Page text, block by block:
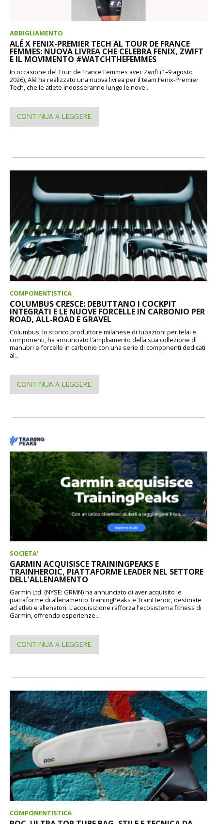
ABBIGLIAMENTO
ALÉ X FENIX-PREMIER TECH AL TOUR DE FRANCE
FEMMES: NUOVA LIVREA CHE CELEBRA FENIX, ZWIFT
E IL MOVIMENTO #WATCHTHEFEMMES
In occasione del Tour de France Femmes avec Zwift (1–9 agosto
2026), Alé ha realizzato una nuova livrea per il team Fenix-Premier
Tech, che le atlete indosseranno lungo le nove...
CONTINUA A LEGGERE
COMPONENTISTICA
COLUMBUS CRESCE: DEBUTTANO I COCKPIT
INTEGRATI E LE NUOVE FORCELLE IN CARBONIO PER
ROAD, ALL-ROAD E GRAVEL
Columbus, lo storico produttore milanese di tubazioni per telai e
componenti, ha annunciato l'ampliamento della sua collezione di
manubri e forcelle in carbonio con una serie di componenti dedicati
al...
CONTINUA A LEGGERE
SOCIETA'
GARMIN ACQUISISCE TRAININGPEAKS E
TRAINHEROIC, PIATTAFORME LEADER NEL SETTORE
DELL'ALLENAMENTO
Garmin Ltd. (NYSE: GRMN) ha annunciato di aver acquisito le
piattaforme di allenamento TrainingPeaks e TrainHeroic, destinate
ad atleti e allenatori. L'acquisizione rafforza l'ecosistema fitness di
Garmin, offrendo esperienze...
CONTINUA A LEGGERE
COMPONENTISTICA